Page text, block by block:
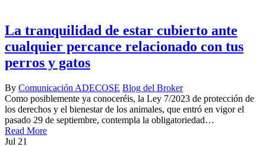
La tranquilidad de estar cubierto ante
cualquier percance relacionado con tus
perros y gatos
By Comunicación ADECOSE Blog del Broker
Como posiblemente ya conoceréis, la Ley 7/2023 de protección de
los derechos y el bienestar de los animales, que entró en vigor el
pasado 29 de septiembre, contempla la obligatoriedad…
Read More
Jul 21